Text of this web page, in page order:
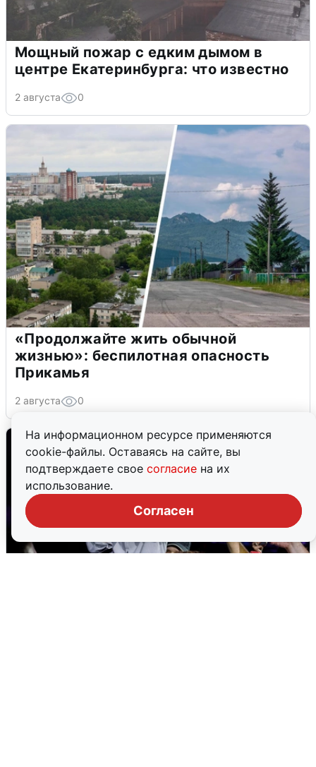
На информационном ресурсе применяются
cookie-файлы. Оставаясь на сайте, вы
подтверждаете свое согласие на их
использование.
Согласен
2 августа 0
Мощный пожар с едким дымом в
центре Екатеринбурга: что известно
2 августа 0
«Продолжайте жить обычной
жизнью»: беспилотная опасность